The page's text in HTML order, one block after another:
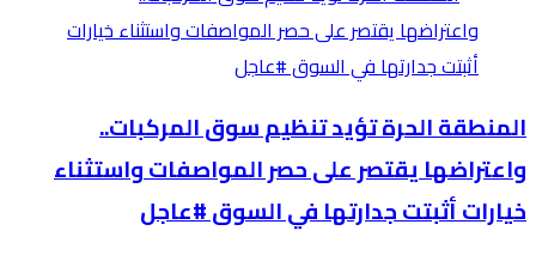
المنطقة الحرة تؤيد تنظيم سوق المركبات..
واعتراضها يقتصر على حصر المواصفات واستثناء
خيارات أثبتت جدارتها في السوق #عاجل